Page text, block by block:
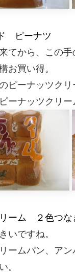
ド ピー
てから、この
お買い得。
ピーナッツク
ーナッツクリー
リーム ２
いですね。
ームパン、ア
。